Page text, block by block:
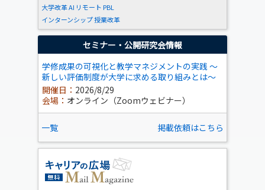
大学改革AI リモート PBL
インターンシップ授業改革
セミナー・公開研究会情報
学修成果の可視化と教学マネジメントの実践 ～
新しい評価制度が大学に求める取り組みとは～
開催日： 2026/8/29
会場： オンライン（Zoomウェビナー）
一覧 掲載依頼はこちら